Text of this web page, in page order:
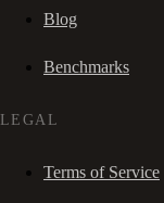
Blog
Benchmarks
LEGAL
Terms of Service